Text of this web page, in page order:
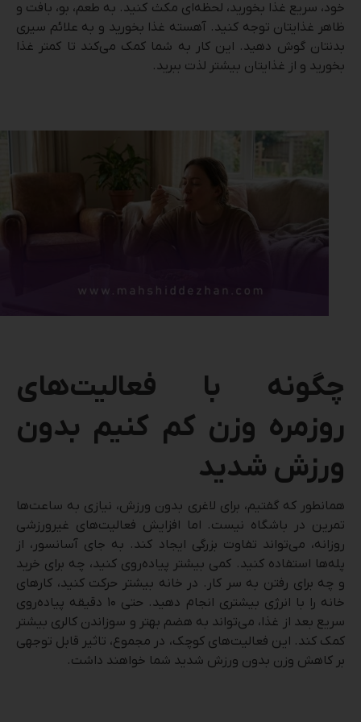
خود، سریع غذا بخورید، لحظه‌ای مکث کنید. به طعم، بو، بافت و
ظاهر غذایتان توجه کنید. آهسته غذا بخورید و به علائم سیری
بدنتان گوش دهید. این کار به شما کمک می‌کند تا کمتر غذا
بخورید و از غذایتان بیشتر لذت ببرید.
چگونه با فعالیت‌های
روزمره وزن کم کنیم بدون
ورزش شدید
همانطور که گفتیم، برای لاغری بدون ورزش، نیازی به ساعت‌ها
تمرین در باشگاه نیست. اما افزایش فعالیت‌های غیرورزشی
روزانه، می‌تواند تفاوت بزرگی ایجاد کند. به جای آسانسور، از
پله‌ها استفاده کنید. کمی بیشتر پیاده‌روی کنید، چه برای خرید
و چه برای رفتن به سر کار. در خانه بیشتر حرکت کنید، کارهای
خانه را با انرژی بیشتری انجام دهید. حتی ۱۰ دقیقه پیاده‌روی
سریع بعد از غذا، می‌تواند به هضم بهتر و سوزاندن کالری بیشتر
کمک کند. این فعالیت‌های کوچک، در مجموع، تاثیر قابل توجهی
بر کاهش وزن بدون ورزش شدید شما خواهند داشت.